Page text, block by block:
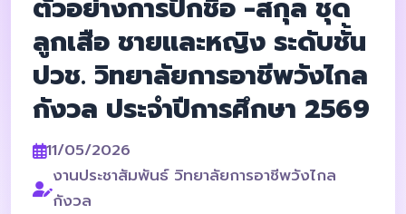
ตัวอย่างการปักชื่อ -สกุล ชุด
ลูกเสือ ชายและหญิง ระดับชั้น
ปวช. วิทยาลัยการอาชีพวังไกล
กังวล ประจำปีการศึกษา 2569
11/05/2026
งานประชาสัมพันธ์ วิทยาลัยการอาชีพวังไกล
กังวล